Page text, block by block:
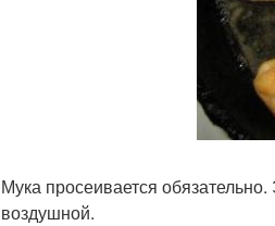
Мука просеивается
воздушной.